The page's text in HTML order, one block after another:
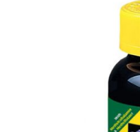
Drenanti e Pancia
solo